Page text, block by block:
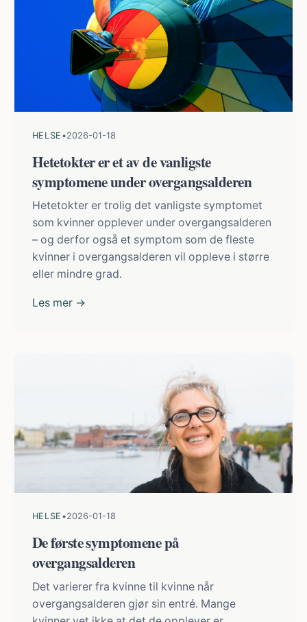
HELSE •2026-01-18
Hetetokter er et av de vanligste
symptomene under overgangsalderen
Hetetokter er trolig det vanligste symptomet
som kvinner opplever under overgangsalderen
– og derfor også et symptom som de fleste
kvinner i overgangsalderen vil oppleve i større
eller mindre grad.
Les mer →
HELSE •2026-01-18
De første symptomene på
overgangsalderen
Det varierer fra kvinne til kvinne når
overgangsalderen gjør sin entré. Mange